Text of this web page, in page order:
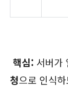
핵심: 서버가
청으로 인식